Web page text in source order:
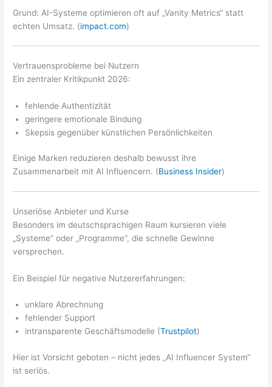
Grund: AI-Systeme optimieren oft auf „Vanity Metrics“ statt
echten Umsatz. (impact.com)
Vertrauensprobleme bei Nutzern
Ein zentraler Kritikpunkt 2026:
fehlende Authentizität
geringere emotionale Bindung
Skepsis gegenüber künstlichen Persönlichkeiten
Einige Marken reduzieren deshalb bewusst ihre
Zusammenarbeit mit AI Influencern. (Business Insider)
Unseriöse Anbieter und Kurse
Besonders im deutschsprachigen Raum kursieren viele
„Systeme“ oder „Programme“, die schnelle Gewinne
versprechen.
Ein Beispiel für negative Nutzererfahrungen:
unklare Abrechnung
fehlender Support
intransparente Geschäftsmodelle (Trustpilot)
Hier ist Vorsicht geboten – nicht jedes „AI Influencer System“
ist seriös.